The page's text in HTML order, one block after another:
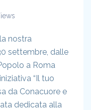
nostra
settembre, dalle
a Roma
“Il tuo
da Conacuore e
dedicata alla